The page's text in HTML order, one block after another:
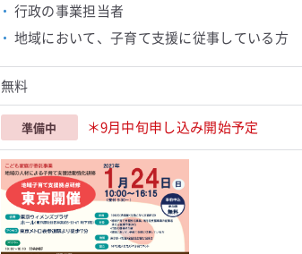
・ 行政の事業担当者
・ 地域において、子育て支援に従事している方
無料
準備中 ＊9月中旬申し込み開始予定